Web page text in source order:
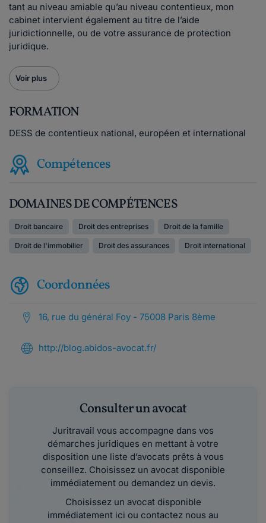
tant au niveau amiable qu’au niveau contentieux, mon
cabinet intervient également au titre de l’aide
juridictionnelle, ou de votre assurance de protection
juridique.
Voir plus
FORMATION
DESS de contentieux national, européen et international
Compétences
DOMAINES DE COMPÉTENCES
Droit bancaire Droit des entreprises Droit de la famille
Droit de l'immobilier Droit des assurances Droit international
Coordonnées
16, rue du général Foy - 75008 Paris 8ème
http://blog.abidos-avocat.fr/
Consulter un avocat
Juritravail vous accompagne dans vos
démarches juridiques en mettant à votre
disposition une liste d’avocats prêts à vous
conseillez. Choisissez un avocat disponible
immédiatement ou demandez un devis.
Choisissez un avocat disponible
immédiatement ici ou contactez nous au